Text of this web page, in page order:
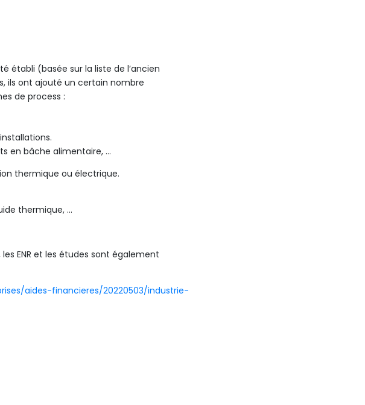
établi (basée sur la liste de l’ancien
ils ont ajouté un certain nombre
de process :
en bâche alimentaire, …
thermique ou électrique.
thermique, …
ENR et les études sont également
aides-financieres/20220503/industrie-